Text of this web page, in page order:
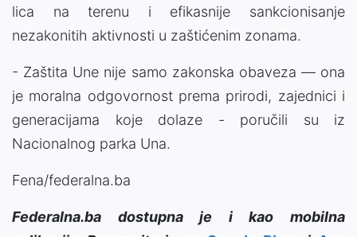
lica na terenu i efikasnije sankcionisanje
nezakonitih aktivnosti u zaštićenim zonama.
- Zaštita Une nije samo zakonska obaveza — ona
je moralna odgovornost prema prirodi, zajednici i
generacijama koje dolaze - poručili su iz
Nacionalnog parka Una.
Fena/federalna.ba
Federalna.ba dostupna je i kao mobilna